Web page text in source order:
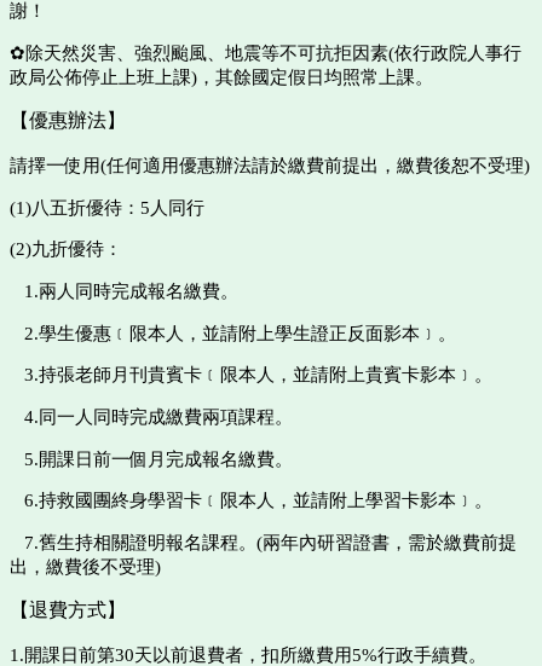
謝！
✿除天然災害、強烈颱風、地震等不可抗拒因素(依行政院人事行
政局公佈停止上班上課) ，其餘國定假日均照常上課。
【優惠辦法】
請擇一使用(任何適用優惠辦法請於繳費前提出，繳費後恕不受理)
(1)八五折優待：5人同行
(2)九折優待：
1.兩人同時完成報名繳費。
2.學生優惠﹝限本人，並請附上學生證正反面影本﹞。
3.持張老師月刊貴賓卡﹝限本人，並請附上貴賓卡影本﹞。
4.同一人同時完成繳費兩項課程。
5.開課日前一個月完成報名繳費。
6.持救國團終身學習卡﹝限本人，並請附上學習卡影本﹞。
7.舊生持相關證明報名課程。(兩年內研習證書，需於繳費前提
出，繳費後不受理)
【退費方式】
1.開課日前第30天以前退費者，扣所繳費用5%行政手續費。